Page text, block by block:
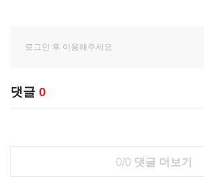
댓글 0
0/0 댓글 더보기